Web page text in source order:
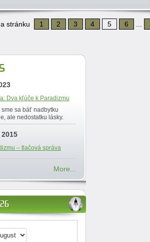
stránku 1 2 3 4 5 6
Dva kľúče k Paradizmu
sme sa báť nadbytku
ale nedostatku lásky.
– tlačová správa
More...